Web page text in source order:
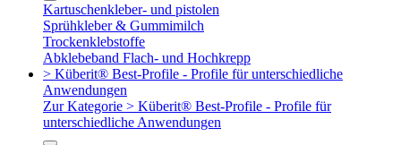
Kartuschenkleber- und pistolen
Sprühkleber & Gummimilch
Trockenklebstoffe
Abklebeband Flach- und Hochkrepp
> Küberit® Best-Profile - Profile für unterschiedliche
Anwendungen
Zur Kategorie > Küberit® Best-Profile - Profile für
unterschiedliche Anwendungen